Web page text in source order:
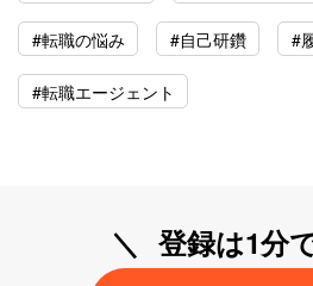
#転職の悩み #自己研鑽 #
#転職エージェント
登録は1分